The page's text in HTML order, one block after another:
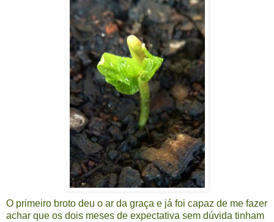
O primeiro broto deu o ar da graça e já foi capaz de me fazer
achar que os dois meses de expectativa sem dúvida tinham